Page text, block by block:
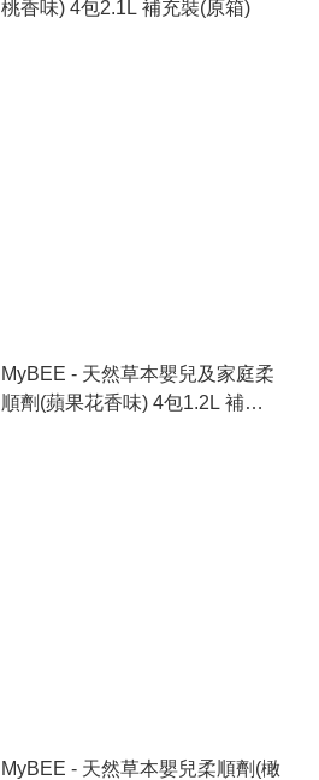
桃香味) 4包2.1L 補充裝(原箱)
MyBEE - 天然草本嬰兒及家庭柔
順劑(蘋果花香味) 4包1.2L 補充
MyBEE - 天然草本嬰兒柔順劑(橄